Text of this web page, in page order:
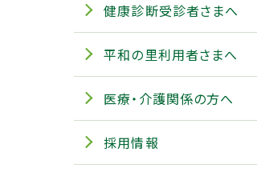
健康診断受診者さまへ
平和の里利用者さまへ
医療・介護関係の方へ
採用情報